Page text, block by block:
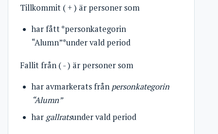
Tillkommit ( + ) är personer som
har fått *personkategorin
“Alumn”*under vald period
Fallit från ( - ) är personer som
har avmarkerats från personkategorin
“Alumn”
har gallratsunder vald period